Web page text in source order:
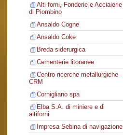
Alti forni, Fonderie e Acciaierie
di Piombino
Ansaldo Cogne
Ansaldo Coke
Breda siderurgica
Cementerie litoranee
Centro ricerche metallurgiche -
CRM
Cornigliano spa
Elba S.A. di miniere e di
altiforni
Impresa Sebina di navigazione